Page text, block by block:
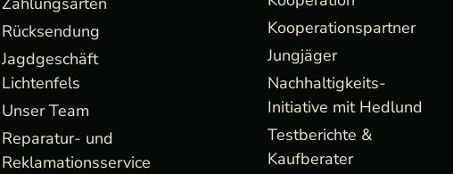
Rücksendung
Jagdgeschäft
Lichtenfels
Unser Team
Reparatur- und
Reklamationsservice
Kooperationspartner
Jungjäger
Nachhaltigkeits-
Initiative mit Hedlund
Testberichte &
Kaufberater